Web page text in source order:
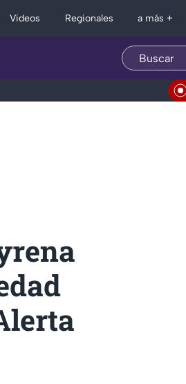
Videos Regionales a más +